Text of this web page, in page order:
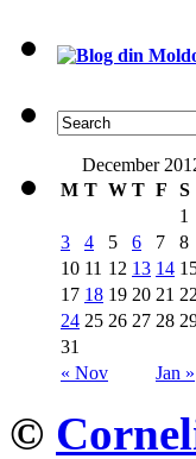
December
M T W T F S
« Nov Jan »
1
3
4 5 6 7 8
10 11 12 13 14
17 18 19 20 21 22
24 25 26 27 28
31
©